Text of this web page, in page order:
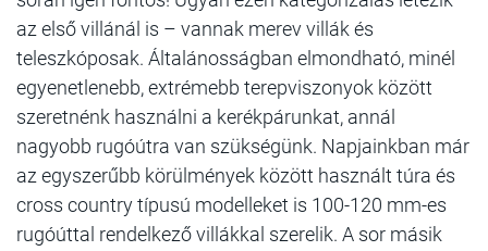
az első villánál is – vannak merev villák és
teleszkóposak. Általánosságban elmondható, minél
egyenetlenebb, extrémebb terepviszonyok között
szeretnénk használni a kerékpárunkat, annál
nagyobb rugóútra van szükségünk. Napjainkban már
az egyszerűbb körülmények között használt túra és
cross country típusú modelleket is 100-120 mm-es
rugóúttal rendelkező villákkal szerelik. A sor másik